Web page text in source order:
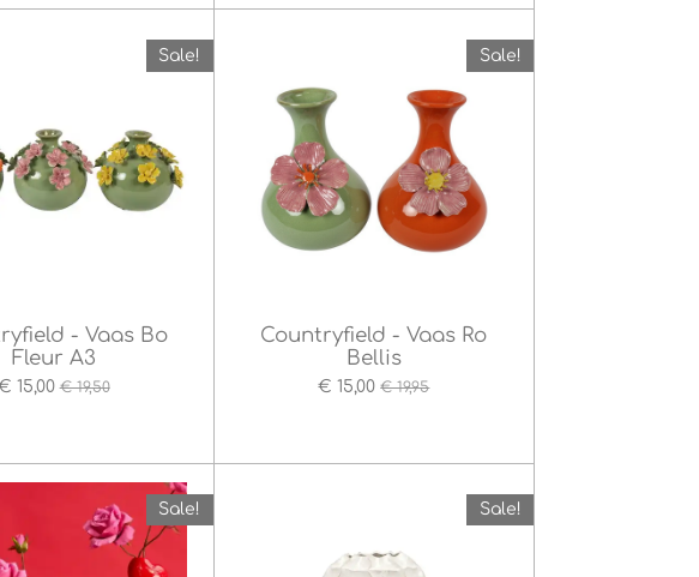
Sale!
- Vaas Bo
Fleur A3
15,00 € 19,50
Sale!
Countryfield - Vaas Ro
Bellis
€ 15,00 € 19,95
Sale! Sale!